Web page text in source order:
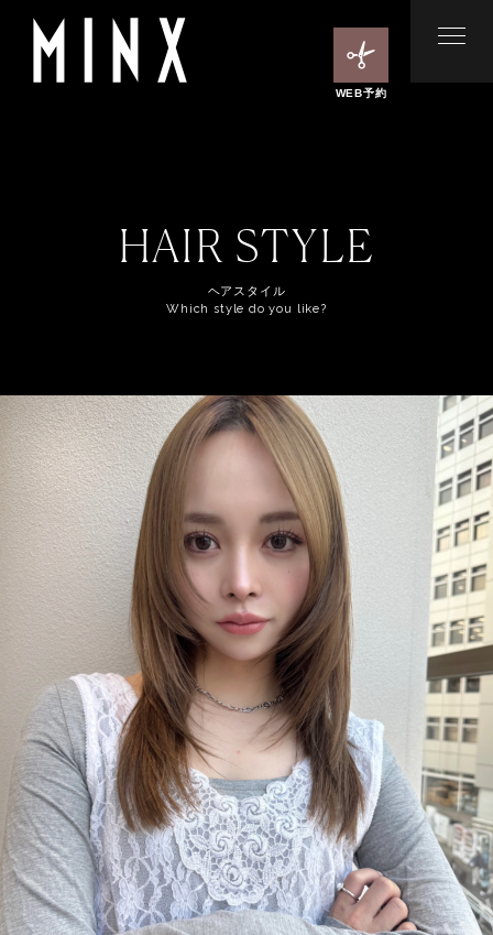
WEB予約
HAIR STYLE
ヘアスタイル
Which style do you like?